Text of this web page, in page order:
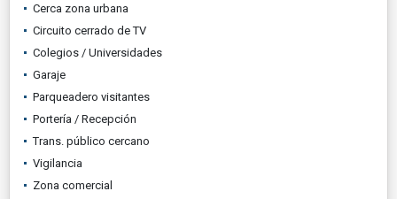
Cerca zona urbana
Circuito cerrado de TV
Colegios / Universidades
Garaje
Parqueadero visitantes
Portería / Recepción
Trans. público cercano
Vigilancia
Zona comercial